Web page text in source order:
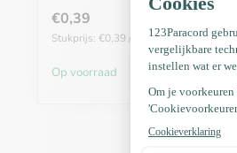
€0,39
Stukprijs: €0,39 / Meter
Op voorraad